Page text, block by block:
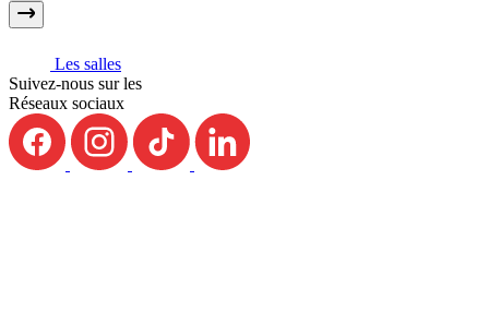
Les salles
Suivez-nous sur les
Réseaux sociaux